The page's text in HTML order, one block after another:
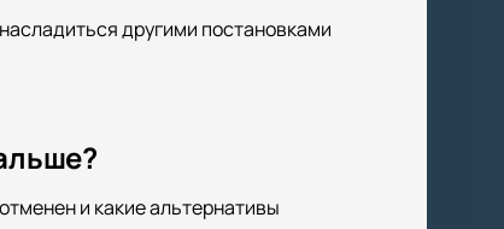
другими постановками
и какие альтернативы